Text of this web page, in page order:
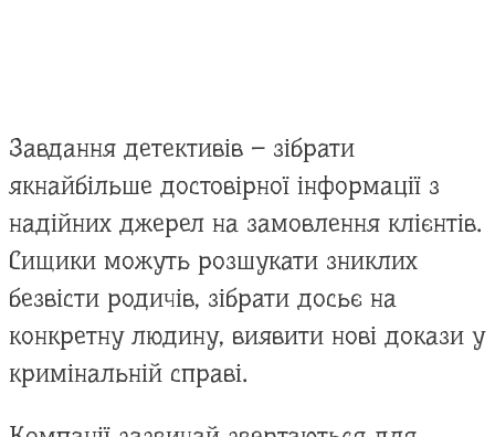
Завдання детективів – зібрати
якнайбільше достовірної інформації з
надійних джерел на замовлення клієнтів.
Сищики можуть розшукати зниклих
безвісти родичів, зібрати досьє на
конкретну людину, виявити нові докази у
кримінальній справі.